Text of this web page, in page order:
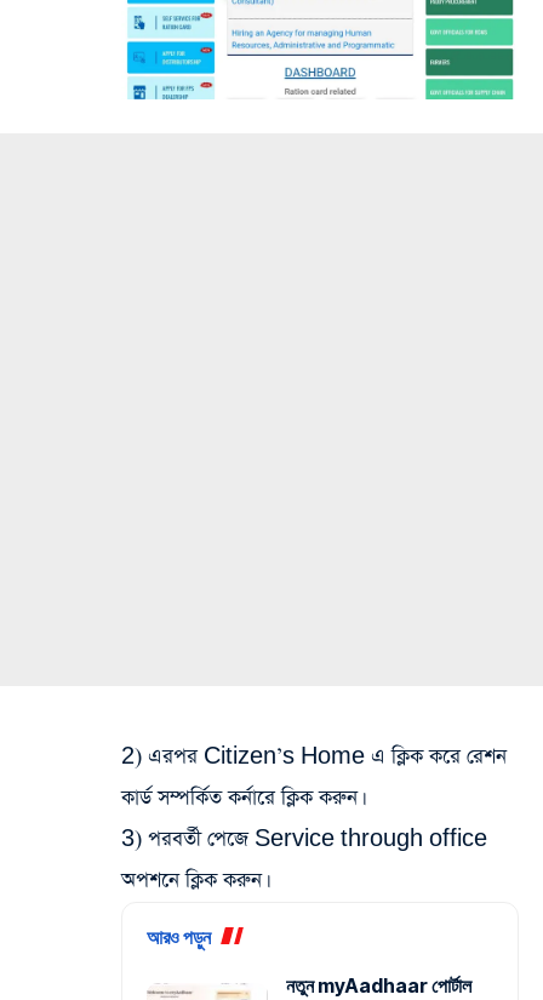
2) এরপর Citizen’s Home এ ক্লিক করে রেশন
কার্ড সম্পর্কিত কর্নারে ক্লিক করুন।
3) পরবর্তী পেজে Service through office
অপশনে ক্লিক করুন।
আরও পড়ুন
নতুন myAadhaar পোর্টাল